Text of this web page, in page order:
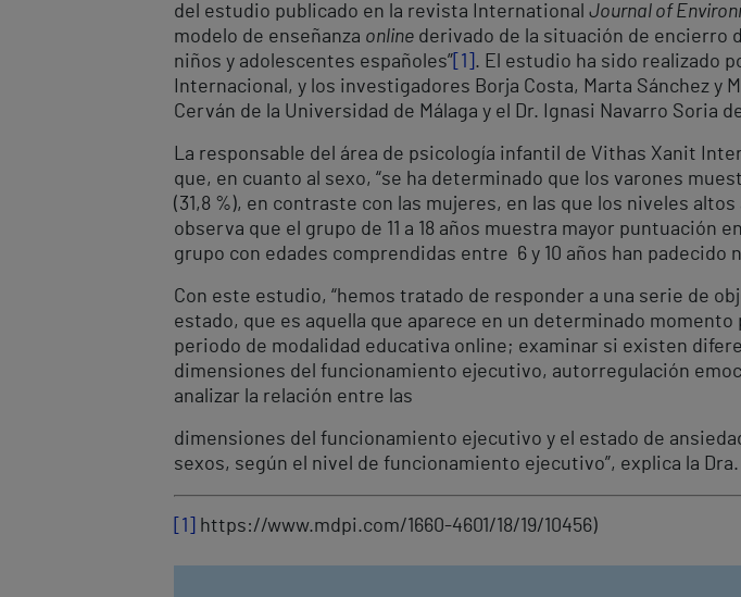
del estudio publicado en la revista International Journal of
modelo de enseñanza online derivado de la situación de encierro
niños y adolescentes españoles” [1] . El estudio ha sido realizado
Internacional, y los investigadores Borja Costa, Marta Sánchez y
Cerván de la Universidad de Málaga y el Dr. Ignasi Navarro Soria
La responsable del área de psicología infantil de Vithas Xanit
que, en cuanto al sexo, “se ha determinado que los varones
(31,8 %), en contraste con las mujeres, en las que los niveles
observa que el grupo de 11 a 18 años muestra mayor puntuación
grupo con edades comprendidas entre 6 y 10 años han padecido
Con este estudio, “hemos tratado de responder a una serie de
estado, que es aquella que aparece en un determinado
periodo de modalidad educativa online; examinar si existen
dimensiones del funcionamiento ejecutivo, autorregulación
analizar la relación entre las
dimensiones del funcionamiento ejecutivo y el estado de
sexos, según el nivel de funcionamiento ejecutivo”, explica la
[1] https://www.mdpi.com/1660-4601/18/19/10456)